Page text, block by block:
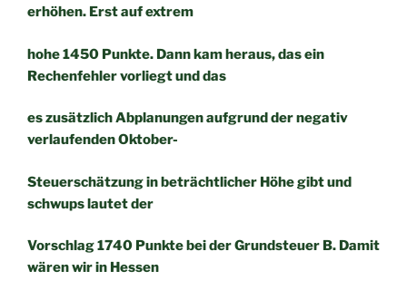
erhöhen. Erst auf extrem
hohe 1450 Punkte. Dann kam heraus, das ein
Rechenfehler vorliegt und das
es zusätzlich Abplanungen aufgrund der negativ
verlaufenden Oktober-
Steuerschätzung in beträchtlicher Höhe gibt und
schwups lautet der
Vorschlag 1740 Punkte bei der Grundsteuer B. Damit
wären wir in Hessen